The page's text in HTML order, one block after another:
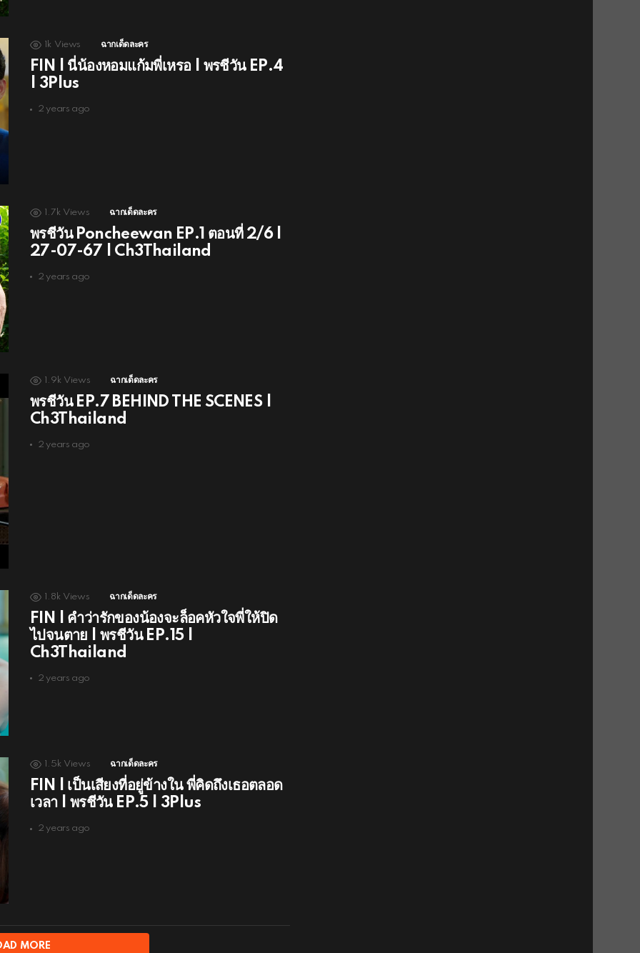
1k Views ฉากเด็ดละคร
FIN | นี่น้องหอมแก้มพี่เหรอ | พรชีวัน EP.4
| 3Plus
2 years ago
1.7k Views ฉากเด็ดละคร
พรชีวัน Poncheewan EP.1 ตอนที่ 2/6 |
27-07-67 | Ch3Thailand
2 years ago
1.9k Views ฉากเด็ดละคร
พรชีวัน EP.7 BEHIND THE SCENES |
Ch3Thailand
2 years ago
1.8k Views ฉากเด็ดละคร
FIN | คำว่ารักของน้องจะล็อคหัวใจพี่ให้ปิด
ไปจนตาย | พรชีวัน EP.15 |
Ch3Thailand
2 years ago
1.5k Views ฉากเด็ดละคร
FIN | เป็นเสียงที่อยู่ข้างใน พี่คิดถึงเธอตลอด
เวลา | พรชีวัน EP.5 | 3Plus
2 years ago
MORE